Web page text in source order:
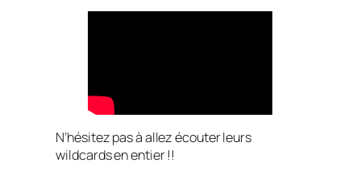
N’hésitez pas à allez écouter leurs
wildcards en entier !!